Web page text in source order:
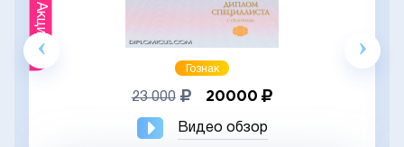
Акция
Гознак
23 000 20000
Видео обзор